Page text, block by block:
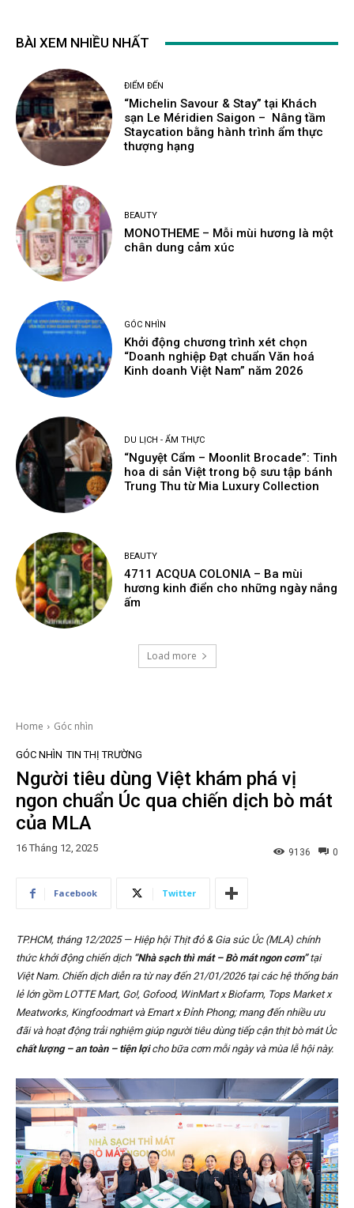
BÀI XEM NHIỀU NHẤT
ĐIỂM ĐẾN
“Michelin Savour & Stay” tại Khách
sạn Le Méridien Saigon – Nâng tầm
Staycation bằng hành trình ẩm thực
thượng hạng
BEAUTY
MONOTHEME – Mỗi mùi hương là một
chân dung cảm xúc
GÓC NHÌN
Khởi động chương trình xét chọn
“Doanh nghiệp Đạt chuẩn Văn hoá
Kinh doanh Việt Nam” năm 2026
DU LỊCH - ẨM THỰC
“Nguyệt Cẩm – Moonlit Brocade”: Tinh
hoa di sản Việt trong bộ sưu tập bánh
Trung Thu từ Mia Luxury Collection
BEAUTY
4711 ACQUA COLONIA – Ba mùi
hương kinh điển cho những ngày nắng
ấm
Load more